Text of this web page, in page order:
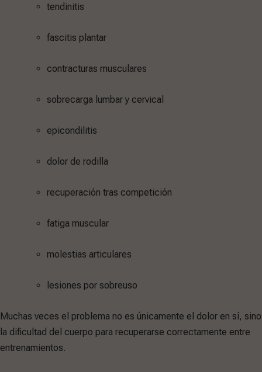
tendinitis
fascitis plantar
contracturas musculares
sobrecarga lumbar y cervical
epicondilitis
dolor de rodilla
recuperación tras competición
fatiga muscular
molestias articulares
lesiones por sobreuso
Muchas veces el problema no es únicamente el dolor en sí, sino
la dificultad del cuerpo para recuperarse correctamente entre
entrenamientos.